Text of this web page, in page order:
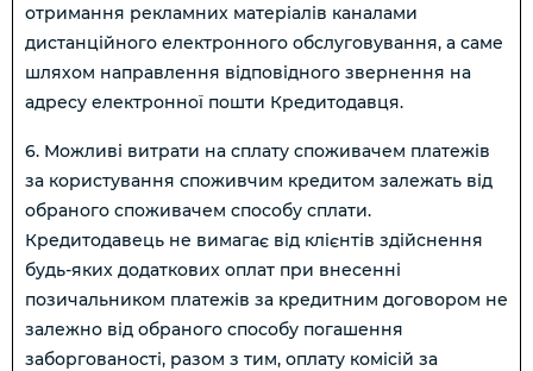
отримання рекламних матеріалів каналами
дистанційного електронного обслуговування, а саме
шляхом направлення відповідного звернення на
адресу електронної пошти Кредитодавця.
6. Можливі витрати на сплату споживачем платежів
за користування споживчим кредитом залежать від
обраного споживачем способу сплати.
Кредитодавець не вимагає від клієнтів здійснення
будь-яких додаткових оплат при внесенні
позичальником платежів за кредитним договором не
залежно від обраного способу погашення
заборгованості, разом з тим, оплату комісій за